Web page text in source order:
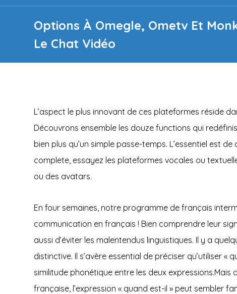
Options À Omegle, Ometv Et
Le Chat Vidéo
L’aspect le plus innovant de ces plateformes réside
Découvrons ensemble les douze functions qui
bien plus qu’un simple passe-temps. L’essentiel est
complete, essayez les plateformes vocales ou
ou des avatars.
En four semaines, notre programme de français
communication en français ! Bien comprendre leur
aussi d’éviter les malentendus linguistiques. Il y a
distinctive. Il s’avère essential de préciser qu’utiliser
similitude phonétique entre les deux
française, l’expression « quand est-il » peut sembler